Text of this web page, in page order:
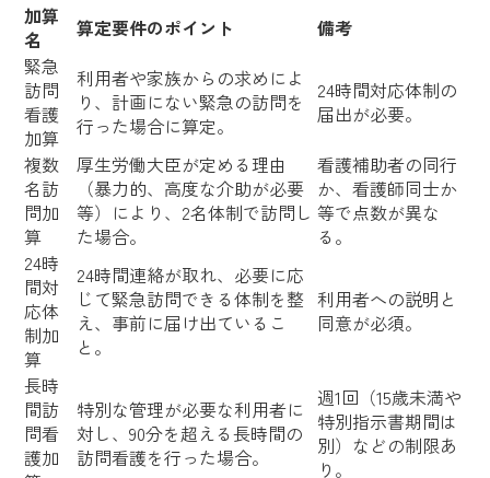
加算
名
算定要件のポイント
備考
緊急
訪問
看護
加算
利用者や家族からの求めによ
り、計画にない緊急の訪問を
行った場合に算定。
24時間対応体制の
届出が必要。
複数
名訪
問加
算
厚生労働大臣が定める理由
（暴力的、高度な介助が必要
等）により、2名体制で訪問し
た場合。
看護補助者の同行
か、看護師同士か
等で点数が異な
る。
24時
間対
応体
制加
算
24時間連絡が取れ、必要に応
じて緊急訪問できる体制を整
え、事前に届け出ているこ
と。
利用者への説明と
同意が必須。
長時
間訪
問看
護加
特別な管理が必要な利用者に
対し、90分を超える長時間の
訪問看護を行った場合。
週1回（15歳未満や
特別指示書期間は
別）などの制限あ
り。